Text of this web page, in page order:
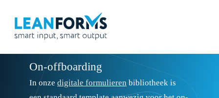
On-offboarding
In onze digitale formulieren bibliotheek is